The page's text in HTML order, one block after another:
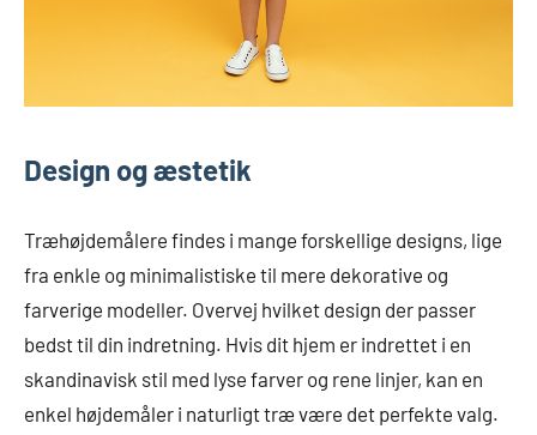
Design og æstetik
Træhøjdemålere findes i mange forskellige designs, lige
fra enkle og minimalistiske til mere dekorative og
farverige modeller. Overvej hvilket design der passer
bedst til din indretning. Hvis dit hjem er indrettet i en
skandinavisk stil med lyse farver og rene linjer, kan en
enkel højdemåler i naturligt træ være det perfekte valg.